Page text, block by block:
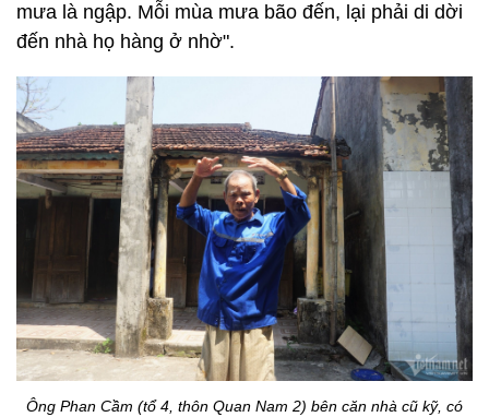
mưa là ngập. Mỗi mùa mưa bão đến, lại phải di dời
đến nhà họ hàng ở nhờ".
Ông Phan Cầm (tổ 4, thôn Quan Nam 2) bên căn nhà cũ kỹ, có